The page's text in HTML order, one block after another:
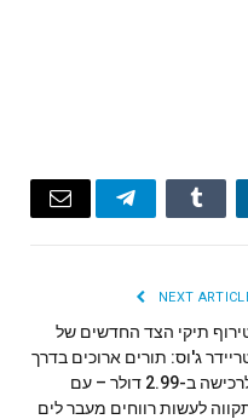
Tumblr
Telegram
Email
NEXT
תיקי הצד החדשים של
ג'וס: תורים ארוכים בדרך
לרכישה ב-2.99 דולר – עם
לעשות רווחים מעבר לים